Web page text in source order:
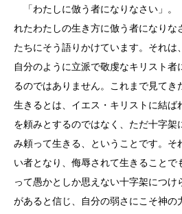
「わたしに倣う者になりなさい」。
れたわたしの生き方に倣う者になりな
たちにそう語りかけています。それは
自分のように立派で敬虔なキリスト
るのではありません。これまで見てき
生きるとは、イエス・キリストに結ば
を頼みとするのではなく、ただ十字架
み頼って生きる、ということです。そ
い者となり、侮辱されて生きることで
って愚かとしか思えない十字架につ
があると信じ、自分の弱さにこそ神の